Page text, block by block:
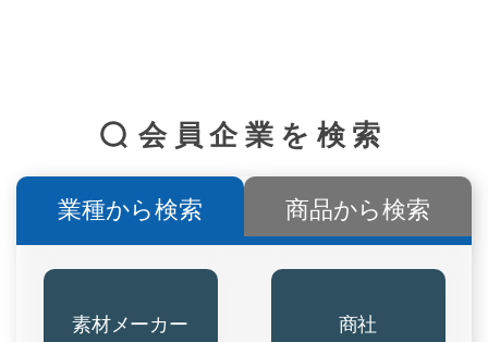
会員企業を検索
業種から検索
素材メーカー 商社
商品から検索